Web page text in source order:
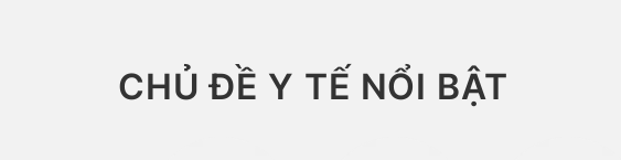
CHỦ ĐỀ Y TẾ NỔI BẬT